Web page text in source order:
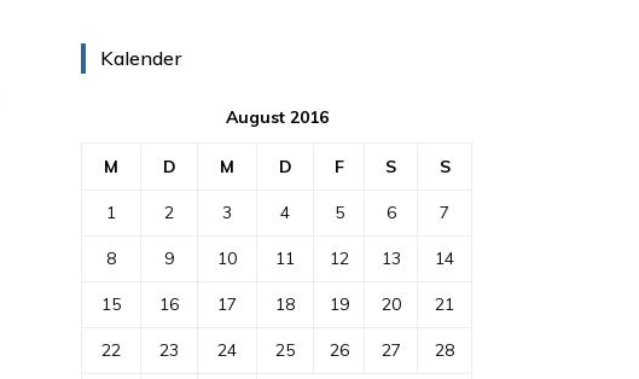
Kalender
August 2016
M D M D F S S
1 2 3 4 5 6 7
8 9 10 11 12 13 14
15 16 17 18 19 20 21
22 23 24 25 26 27 28